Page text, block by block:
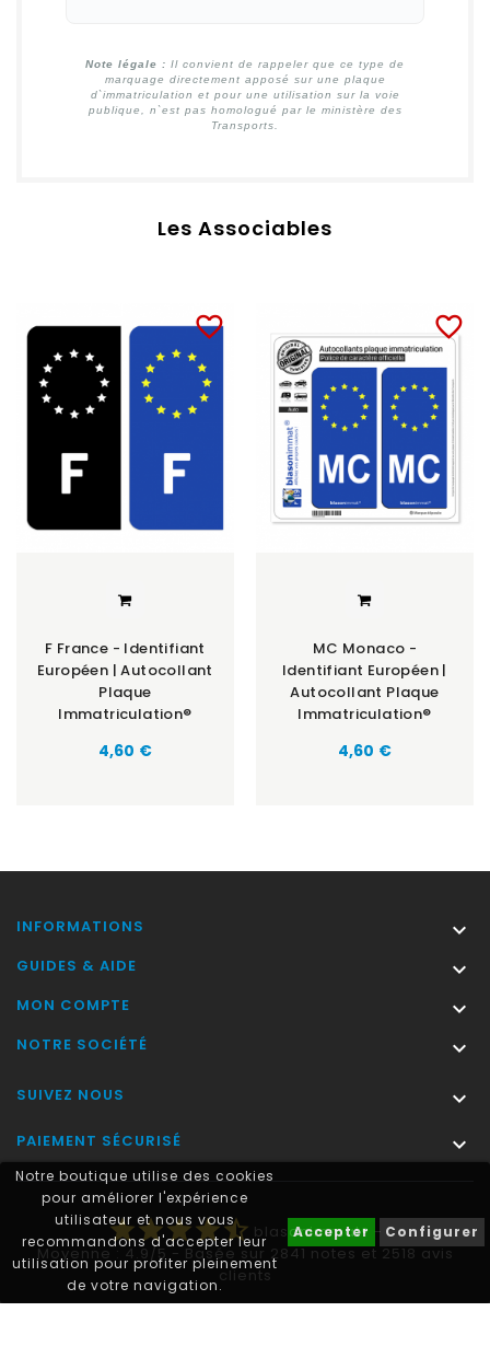
Notre boutique utilise des cookies
pour améliorer l'expérience
utilisateur et nous vous
recommandons d'accepter leur
utilisation pour profiter pleinement
de votre navigation.
Accepter Configurer
Note légale : Il convient de rappeler que ce type de
marquage directement apposé sur une plaque
d`immatriculation et pour une utilisation sur la voie
publique, n`est pas homologué par le ministère des
Transports.
Les Associables
favorite_border
F France - Identifiant
Européen | Autocollant
Plaque
Immatriculation®
Prix
4,60 €
favorite_border
MC Monaco -
Identifiant Européen |
Autocollant Plaque
Immatriculation®
Prix
4,60 €
INFORMATIONS 
GUIDES & AIDE 
MON COMPTE 
NOTRE SOCIÉTÉ 
SUIVEZ NOUS 
PAIEMENT SÉCURISÉ 
starstarstarstarstar_half blasonimmat® -
Moyenne :4.9/5- Basée sur 2841notes et2518avis
clients